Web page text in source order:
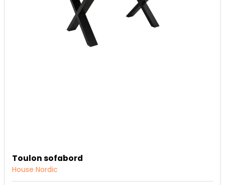
Toulon sofabord
House Nordic